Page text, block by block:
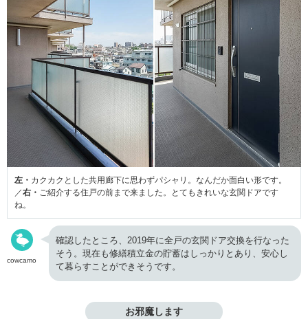
左・ カクカクとした共用廊下に思わずパシャリ。なんだか面白い形です。
／右・ ご紹介する住戸の前まで来ました。とてもきれいな玄関ドアです
ね。
cowcamo
確認したところ、2019年に全戸の玄関ドア交換を行なった
そう。現在も修繕積立金の貯蓄はしっかりとあり、安心し
て暮らすことができそうです。
お邪魔します